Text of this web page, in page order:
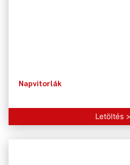
Napvitorlák
Letöltés >